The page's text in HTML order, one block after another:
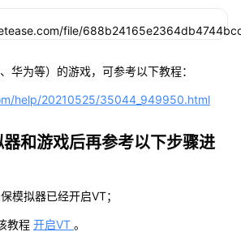
华为等）的游戏，可参考以下教程：
help/20210525/35044_949950.html
和游戏后再参考以下步骤进
模拟器已经开启VT；
教程 开启VT 。